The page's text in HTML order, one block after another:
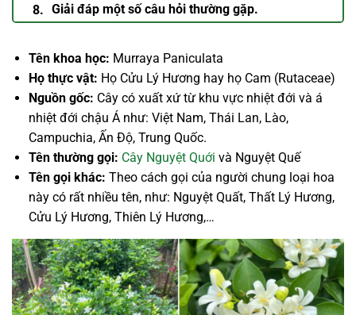
Giải đáp một số câu hỏi thường gặp.
Tên khoa học: Murraya Paniculata
Họ thực vật: Họ Cửu Lý Hương hay họ Cam (Rutaceae)
Nguồn gốc: Cây có xuất xứ từ khu vực nhiệt đới và á
nhiệt đới chậu Á như: Việt Nam, Thái Lan, Lào,
Campuchia, Ấn Độ, Trung Quốc.
Tên thường gọi: Cây Nguyệt Quới và Nguyệt Quế
Tên gọi khác: Theo cách gọi của người chung loại hoa
này có rất nhiều tên, như: Nguyệt Quất, Thất Lý Hương,
Cửu Lý Hương, Thiên Lý Hương,…